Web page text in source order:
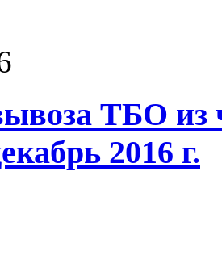
ТБО из
2016 г.